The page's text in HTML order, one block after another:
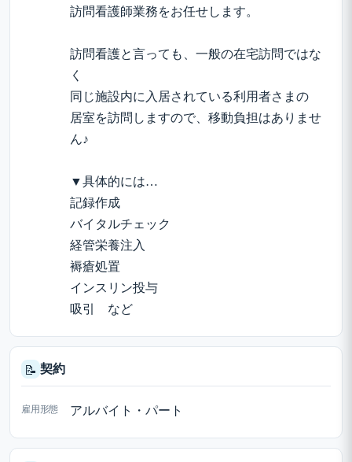
訪問看護師業務をお任せします。
訪問看護と言っても、一般の在宅訪問ではな
く
同じ施設内に入居されている利用者さまの
居室を訪問しますので、移動負担はありませ
ん♪
▼具体的には…
記録作成
バイタルチェック
経管栄養注入
褥瘡処置
インスリン投与
吸引 など
📝 契約
雇用形態 アルバイト・パート